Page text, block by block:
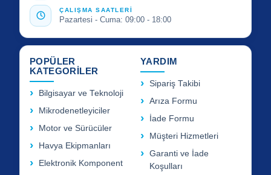
ÇALIŞMA SAATLERİ
Pazartesi - Cuma: 09:00 - 18:00
POPÜLER
KATEGORİLER
Bilgisayar ve Teknoloji
Mikrodenetleyiciler
Motor ve Sürücüler
Havya Ekipmanları
Elektronik Komponent
YARDIM
Sipariş Takibi
Arıza Formu
İade Formu
Müşteri Hizmetleri
Garanti ve İade
Koşulları